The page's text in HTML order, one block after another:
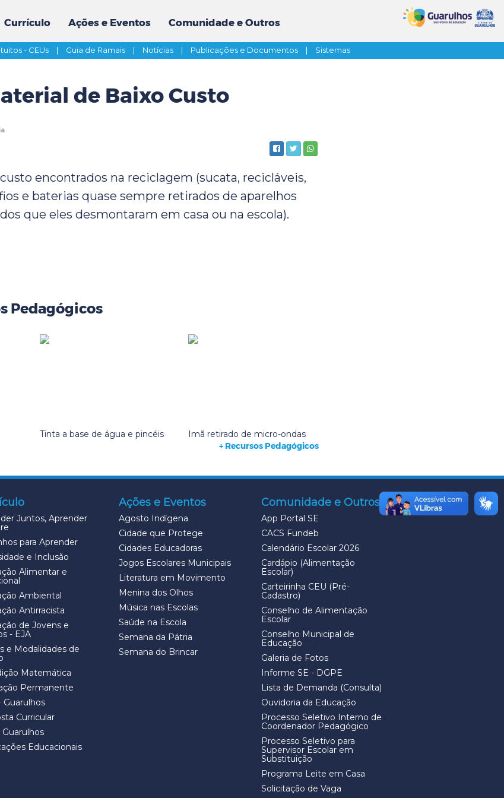
Currículo Ações e Eventos Comunidade e Outros
- CEUs | Guia de Ramais | Notícias | Publicações e Documentos | Sistemas
de Baixo Custo
encontrados na reciclagem (sucata, recicláveis,
e baterias quase sempre retirados de aparelhos
que eles desmontaram em casa ou na escola).
Pedagógicos
Tinta a base de água e pincéis
Imã retirado de micro-ondas
+ Recursos Pedagógicos
Juntos, Aprender
para Aprender
e Inclusão
Alimentar e
Ambiental
Antirracista
de Jovens e
- EJA
e Modalidades de
Matemática
Permanente
Guarulhos
Curricular
Guarulhos
Educacionais
Ações e Eventos
Agosto Indígena
Cidade que Protege
Cidades Educadoras
Jogos Escolares Municipais
Literatura em Movimento
Menina dos Olhos
Música nas Escolas
Saúde na Escola
Semana da Pátria
Semana do Brincar
Comunidade e Outros
App Portal SE
CACS Fundeb
Calendário Escolar 2026
Cardápio (Alimentação
Escolar)
Carteirinha CEU (Pré-
Cadastro)
Conselho de Alimentação
Escolar
Conselho Municipal de
Educação
Galeria de Fotos
Informe SE - DGPE
Lista de Demanda (Consulta)
Ouvidoria da Educação
Processo Seletivo Interno de
Coordenador Pedagógico
Processo Seletivo para
Supervisor Escolar em
Substituição
Programa Leite em Casa
Solicitação de Vaga